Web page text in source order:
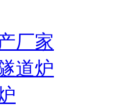
厂家
道炉